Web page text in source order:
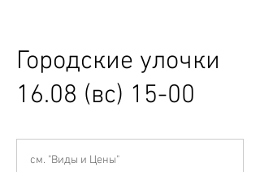
Городские улочки
16.08 (вс) 15-00
см. "Виды и Цены"